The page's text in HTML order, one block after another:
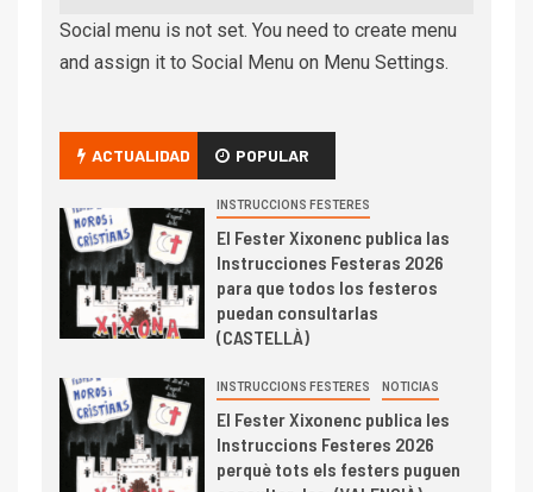
Social menu is not set. You need to create menu
and assign it to Social Menu on Menu Settings.
ACTUALIDAD POPULAR
INSTRUCCIONS FESTERES
El Fester Xixonenc publica las
Instrucciones Festeras 2026
para que todos los festeros
puedan consultarlas
(CASTELLÀ)
INSTRUCCIONS FESTERES NOTICIAS
El Fester Xixonenc publica les
Instruccions Festeres 2026
perquè tots els festers puguen